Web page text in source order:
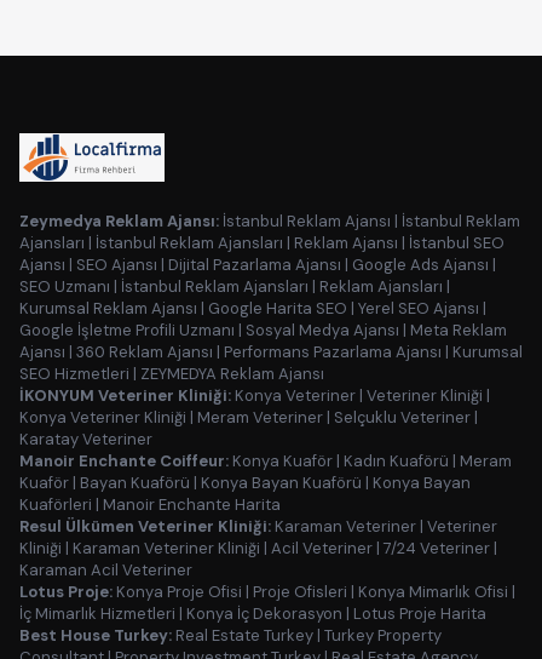
Zeymedya Reklam Ajansı: İstanbul Reklam Ajansı | İstanbul Reklam
Ajansları | İstanbul Reklam Ajansları | Reklam Ajansı | İstanbul SEO
Ajansı | SEO Ajansı | Dijital Pazarlama Ajansı | Google Ads Ajansı |
SEO Uzmanı | İstanbul Reklam Ajansları | Reklam Ajansları |
Kurumsal Reklam Ajansı | Google Harita SEO | Yerel SEO Ajansı |
Google İşletme Profili Uzmanı | Sosyal Medya Ajansı | Meta Reklam
Ajansı | 360 Reklam Ajansı | Performans Pazarlama Ajansı | Kurumsal
SEO Hizmetleri | ZEYMEDYA Reklam Ajansı
İKONYUM Veteriner Kliniği: Konya Veteriner | Veteriner Kliniği |
Konya Veteriner Kliniği | Meram Veteriner | Selçuklu Veteriner |
Karatay Veteriner
Manoir Enchante Coiffeur: Konya Kuaför | Kadın Kuaförü | Meram
Kuaför | Bayan Kuaförü | Konya Bayan Kuaförü | Konya Bayan
Kuaförleri | Manoir Enchante Harita
Resul Ülkümen Veteriner Kliniği: Karaman Veteriner | Veteriner
Kliniği | Karaman Veteriner Kliniği | Acil Veteriner | 7/24 Veteriner |
Karaman Acil Veteriner
Lotus Proje: Konya Proje Ofisi | Proje Ofisleri | Konya Mimarlık Ofisi |
İç Mimarlık Hizmetleri | Konya İç Dekorasyon | Lotus Proje Harita
Best House Turkey: Real Estate Turkey | Turkey Property